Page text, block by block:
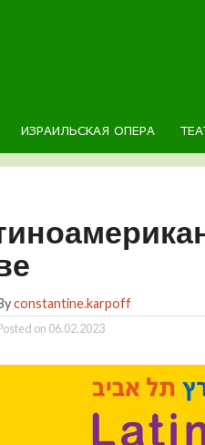
ИЗРАИЛЬСКАЯ ОПЕРА
constantine.karpoff
on 06.02.2023